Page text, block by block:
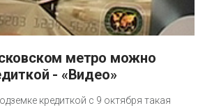
- «Видео»
кредиткой с 9 октября такая